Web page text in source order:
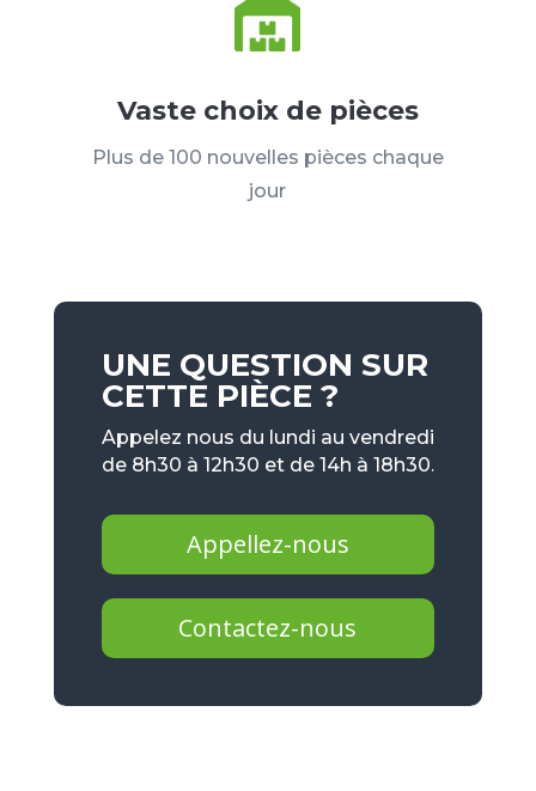
Vaste choix de pièces
Plus de 100 nouvelles pièces chaque
jour
UNE QUESTION SUR
CETTE PIÈCE ?
Appelez nous du lundi au vendredi
de 8h30 à 12h30 et de 14h à 18h30.
Appellez-nous
Contactez-nous